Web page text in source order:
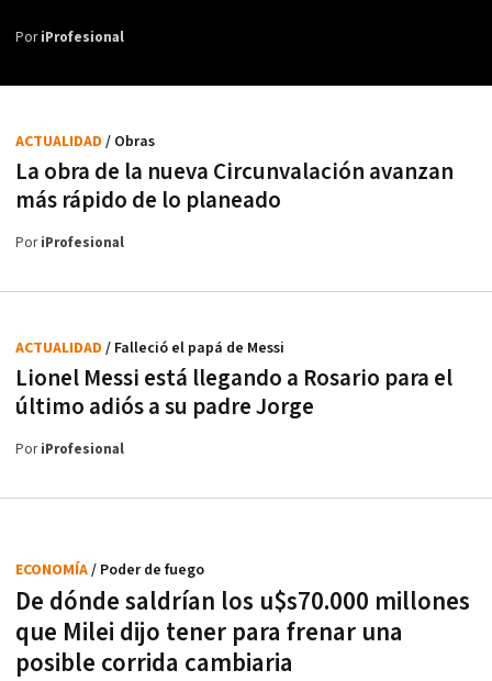
PoriProfesional
La obra de la nueva Circunvalación avanzan
más rápido de lo planeado
ACTUALIDAD / Obras
PoriProfesional
Lionel Messi está llegando a Rosario para el
último adiós a su padre Jorge
ACTUALIDAD / Falleció el papá de Messi
PoriProfesional
De dónde saldrían los u$s70.000 millones
que Milei dijo tener para frenar una
posible corrida cambiaria
ECONOMÍA/ Poder de fuego